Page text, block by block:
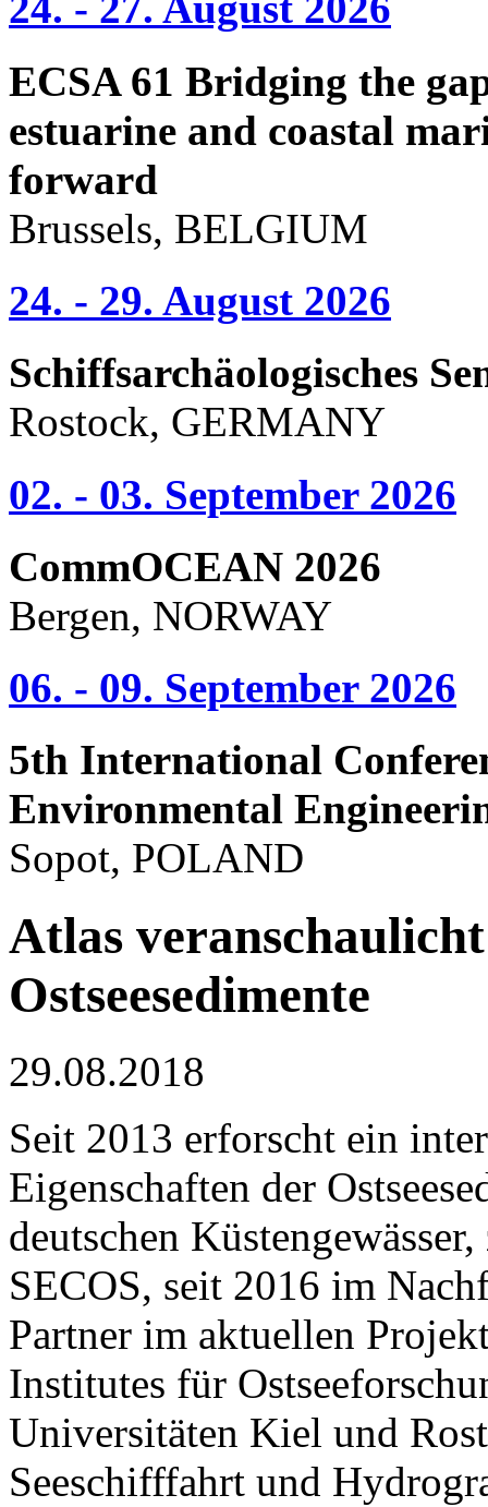
ECSA 61 Bridging the
estuarine and coastal
forward
Brussels, BELGIUM
24. - 29. August 2026
Schiffsarchäologisches
Rostock, GERMANY
02. - 03. September 2026
CommOCEAN 2026
Bergen, NORWAY
06. - 09. September 2026
5th International
Environmental
Sopot, POLAND
Atlas
Ostseesedimente
29.08.2018
Seit 2013 erforscht ein
Eigenschaften der
deutschen
SECOS, seit 2016 im
Partner im aktuellen
Institutes für
Universitäten Kiel und
Seeschifffahrt und